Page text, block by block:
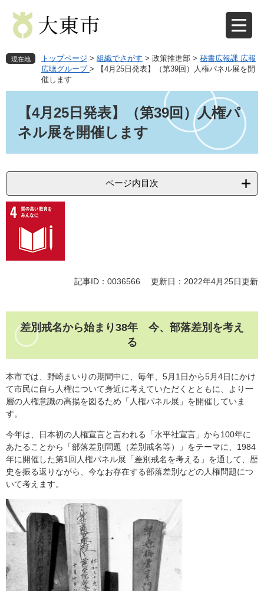
先
す
を
し
現在地 トップページ > 組織でさがす > 政策推進部 > 秘書広報課 広報
広聴グループ >
【4月25日発表】​（第39回）人権パネル展を開
催します
【4月25日発表】​（第39回）人権パ
ネル展を開催します
ページ内目次
記事ID：0036566 更新日：2022年4月25日更新
差別戒名から始まり38年 今、部落差別を考え
る
本市では、野崎まいりの期間中に、毎年、5月1日から5月4日にかけ
て市民に自ら人権について身近に考えていただくとともに、より一
層の人権意識の高揚を図るため「人権パネル展」を開催していま
す。
今年は、日本初の人権宣言と言われる「水平社宣言」から100年に
あたることから「部落差別問題（差別戒名等）」をテーマに、1984
年に開催した第1回人権パネル展「差別戒名を考える」を通して、歴
史を振る返りながら、今なお存在する部落差別などの人権問題につ
いて考えます。